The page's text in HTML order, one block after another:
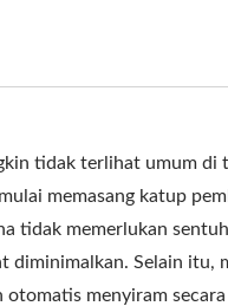
tidak terlihat umum di
memasang katup
tidak memerlukan
Selain itu,
menyiram